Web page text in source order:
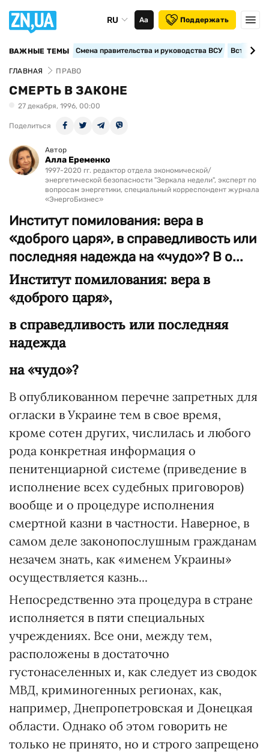
RU Аа Поддержать
ВАЖНЫЕ ТЕМЫ Смена правительства и руководства ВСУ
ГЛАВНАЯ ПРАВО
СМЕРТЬ В ЗАКОНЕ
27 декабря, 1996, 00:00
Поделиться
Автор
Алла Еременко
1997-2020 гг. редактор отдела экономической/
энергетической безопасности "Зеркала недели", эксперт по
вопросам энергетики, специальный корреспондент журнала
«ЭнергоБизнес»
Институт помилования: вера в
«доброго царя», в справедливость или
последняя надежда на «чудо»? В о...
Институт помилования: вера в
«доброго царя»,
в справедливость или последняя
надежда
на «чудо»?
В опубликованном перечне запретных для
огласки в Украине тем в свое время,
кроме сотен других, числилась и любого
рода конкретная информация о
пенитенциарной системе (приведение в
исполнение всех судебных приговоров)
вообще и о процедуре исполнения
смертной казни в частности. Наверное, в
самом деле законопослушным гражданам
незачем знать, как «именем Украины»
осуществляется казнь...
Непосредственно эта процедура в стране
исполняется в пяти специальных
учреждениях. Все они, между тем,
расположены в достаточно
густонаселенных и, как следует из сводок
МВД, криминогенных регионах, как,
например, Днепропетровская и Донецкая
области. Однако об этом говорить не
только не принято, но и строго запрещено